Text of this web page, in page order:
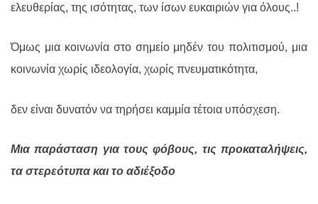
ελευθερίας, της ισότητας, των ίσων ευκαιριών για όλους..!
Όμως μια κοινωνία στο σημείο μηδέν του πολιτισμού, μια
κοινωνία χωρίς ιδεολογία, χωρίς πνευματικότητα,
δεν είναι δυνατόν να τηρήσει καμμία τέτοια υπόσχεση.
Μια παράσταση για τους φόβους, τις προκαταλήψεις,
τα στερεότυπα και το αδιέξοδο